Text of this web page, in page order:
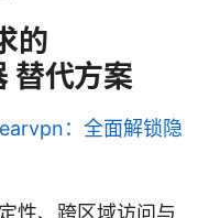
的
替代方案
：全面解锁隐
性、跨区域访问与